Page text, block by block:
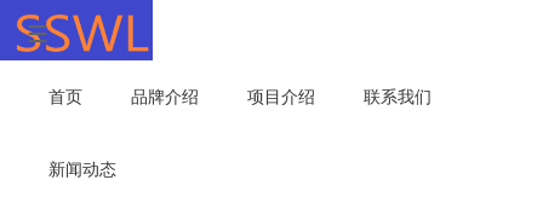
首页 品牌介绍 项目介绍 联系我们
新闻动态